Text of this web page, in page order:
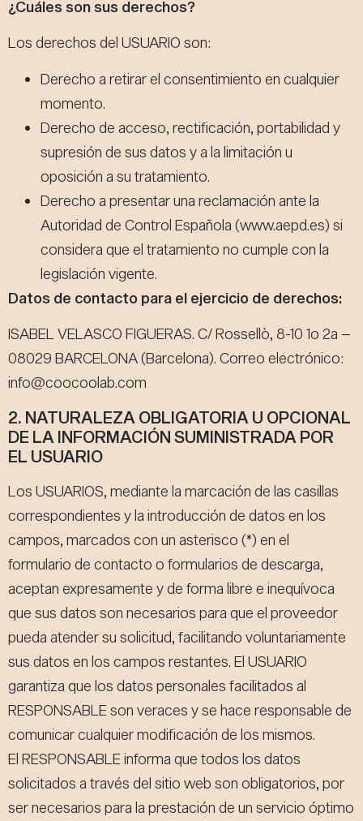
¿Cuáles son sus derechos?
Los derechos del USUARIO son:
Derecho a retirar el consentimiento en cualquier
momento.
Derecho de acceso, rectificación, portabilidad y
supresión de sus datos y a la limitación u
oposición a su tratamiento.
Derecho a presentar una reclamación ante la
Autoridad de Control Española (www.aepd.es) si
considera que el tratamiento no cumple con la
legislación vigente.
Datos de contacto para el ejercicio de derechos:
ISABEL VELASCO FIGUERAS. C/ Rossellò, 8-10 1o 2a –
08029 BARCELONA (Barcelona). Correo electrónico:
info@coocoolab.com
2. NATURALEZA OBLIGATORIA U OPCIONAL
DE LA INFORMACIÓN SUMINISTRADA POR
EL USUARIO
Los USUARIOS, mediante la marcación de las casillas
correspondientes y la introducción de datos en los
campos, marcados con un asterisco (*) en el
formulario de contacto o formularios de descarga,
aceptan expresamente y de forma libre e inequívoca
que sus datos son necesarios para que el proveedor
pueda atender su solicitud, facilitando voluntariamente
sus datos en los campos restantes. El USUARIO
garantiza que los datos personales facilitados al
RESPONSABLE son veraces y se hace responsable de
comunicar cualquier modificación de los mismos.
El RESPONSABLE informa que todos los datos
solicitados a través del sitio web son obligatorios, por
ser necesarios para la prestación de un servicio óptimo